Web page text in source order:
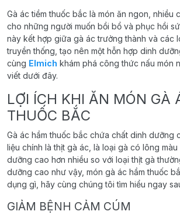
Gà ác tiềm thuốc bắc là món ăn ngon, nhiều
cho những người muốn bồi bổ và phục hồi
này kết hợp giữa gà ác trưởng thành và các
truyền thống, tạo nên một hỗn hợp dinh
cùng Elmich khám phá công thức nấu món
viết dưới đây.
LỢI ÍCH KHI ĂN MÓN GÀ
THUỐC BẮC
Gà ác hầm thuốc bắc chứa chất dinh dưỡng
liệu chính là thịt gà ác, là loại gà có lông
dưỡng cao hơn nhiều so với loại thịt gà
dưỡng cao như vậy, món gà ác hầm thuốc
dụng gì, hãy cùng chúng tôi tìm hiểu ngay
GIẢM BỆNH CẢM CÚM